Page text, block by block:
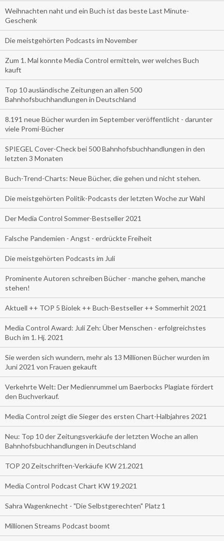
Weihnachten naht und ein Buch ist das beste Last Minute-
Geschenk
Die meistgehörten Podcasts im November
Zum 1. Mal konnte Media Control ermitteln, wer welches Buch
kauft
Top 10 ausländische Zeitungen an allen 500
Bahnhofsbuchhandlungen in Deutschland
8.191 neue Bücher wurden im September veröffentlicht - darunter
viele Promi-Bücher
SPIEGEL Cover-Check bei 500 Bahnhofsbuchhandlungen in den
letzten 3 Monaten
Buch-Trend-Charts: Neue Bücher, die gehen und nicht stehen.
Die meistgehörten Politik-Podcasts der letzten Woche zur Wahl
Der Media Control Sommer-Bestseller 2021
Falsche Pandemien - Angst - erdrückte Freiheit
Die meistgehörten Podcasts im Juli
Prominente Autoren schreiben Bücher - manche gehen, manche
stehen!
Aktuell ++ TOP 5 Biolek ++ Buch-Bestseller ++ Sommerhit 2021
Media Control Award: Juli Zeh: Über Menschen - erfolgreichstes
Buch im 1. Hj. 2021
Sie werden sich wundern, mehr als 13 Millionen Bücher wurden im
Juni 2021 von Frauen gekauft
Verkehrte Welt: Der Medienrummel um Baerbocks Plagiate fördert
den Buchverkauf.
Media Control zeigt die Sieger des ersten Chart-Halbjahres 2021
Neu: Top 10 der Zeitungsverkäufe der letzten Woche an allen
Bahnhofsbuchhandlungen in Deutschland
TOP 20 Zeitschriften-Verkäufe KW 21.2021
Media Control Podcast Chart KW 19.2021
Sahra Wagenknecht - "Die Selbstgerechten" Platz 1
Millionen Streams Podcast boomt